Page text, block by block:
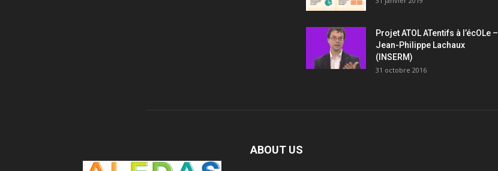
Projet ATOL ATentifs à l’écOLe –
Jean-Philippe Lachaux
(INSERM)
31 octobre 2016
ABOUT US